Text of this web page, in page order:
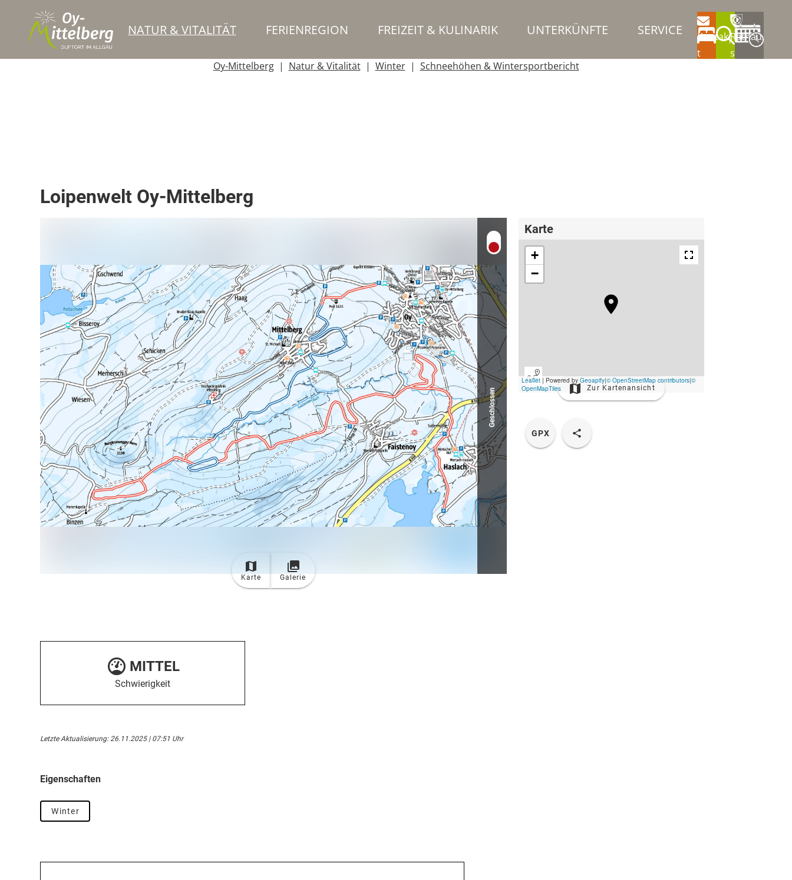
NATUR & VITALITÄT FERIENREGION FREIZEIT & KULINARIK UNTERKÜNFTE SERVICE
Kontak
t
Rathau
s
Oy-Mittelberg
Natur & Vitalität Winter Schneehöhen & Wintersportbericht
Loipenwelt Oy-Mittelberg
Geschlossen
Karte Galerie
MITTEL
Schwierigkeit
Letzte Aktualisierung: 26.11.2025 | 07:51 Uhr
Eigenschaften
Winter
Karte
Zur Kartenansicht
GPX